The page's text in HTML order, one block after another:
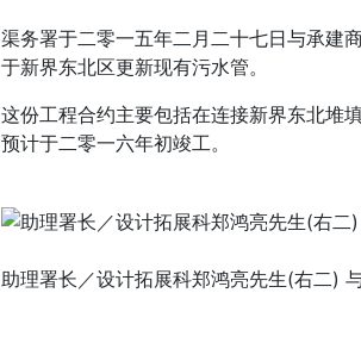
渠务署于二零一五年二月二十七日与承建
于新界东北区更新现有污水管。
这份工程合约主要包括在连接新界东北堆
预计于二零一六年初竣工。
助理署长／设计拓展科郑鸿亮先生(右二)